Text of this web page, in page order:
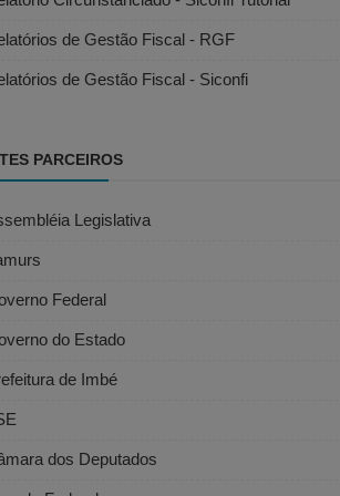
de Gestão Fiscal - RGF
de Gestão Fiscal - Siconfi
PARCEIROS
Legislativa
Federal
do Estado
de Imbé
dos Deputados